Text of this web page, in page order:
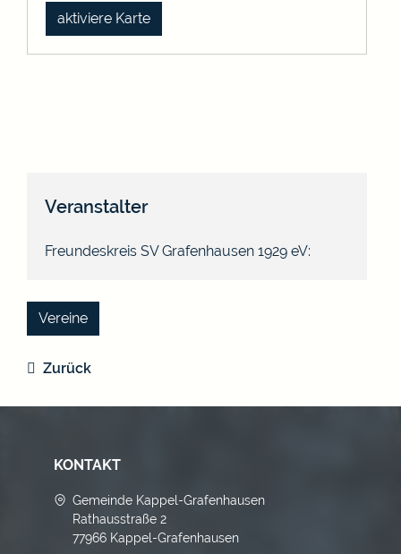
aktiviere Karte
Veranstalter
Freundeskreis SV Grafenhausen 1929 eV:
Vereine
Zurück
KONTAKT
Gemeinde Kappel-Grafenhausen
Rathausstraße 2
77966 Kappel-Grafenhausen